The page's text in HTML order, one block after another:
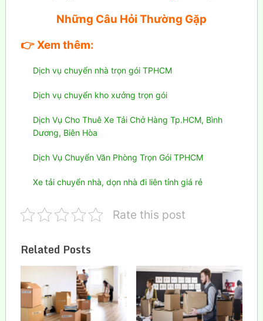
Những Câu Hỏi Thường Gặp
👉Xem thêm:
Dịch vụ chuyển nhà trọn gói TPHCM
Dịch vụ chuyển kho xưởng trọn gói
Dịch Vụ Cho Thuê Xe Tải Chở Hàng Tp.HCM, Bình
Dương, Biên Hòa
Dịch Vụ Chuyển Văn Phòng Trọn Gói TPHCM
Xe tải chuyển nhà, dọn nhà đi liên tỉnh giá rẻ
Rate this post
Related Posts